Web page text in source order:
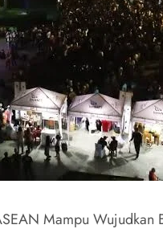
Mampu Wujudkan